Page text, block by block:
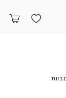
בנותמכנסיים